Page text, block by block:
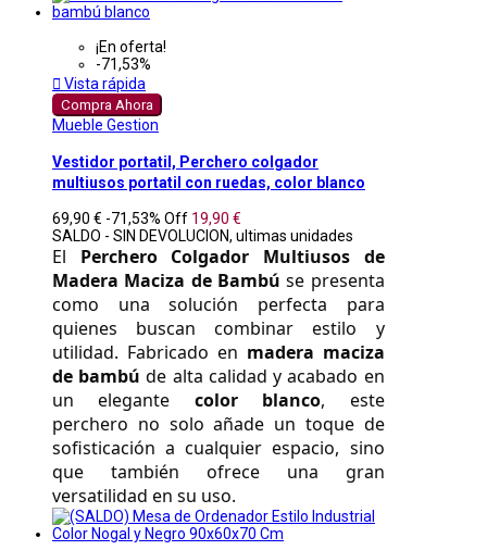
¡En oferta!
-71,53%
 Vista rápida
Compra Ahora
Mueble Gestion
Vestidor portatil, Perchero colgador
multiusos portatil con ruedas, color blanco
69,90 € -71,53% Off 19,90 €
SALDO - SIN DEVOLUCION, ultimas unidades
El Perchero Colgador Multiusos de
Madera Maciza de Bambú se presenta
como una solución perfecta para
quienes buscan combinar estilo y
utilidad. Fabricado en madera maciza
de bambú de alta calidad y acabado en
un elegante color blanco, este
perchero no solo añade un toque de
sofisticación a cualquier espacio, sino
que también ofrece una gran
versatilidad en su uso.